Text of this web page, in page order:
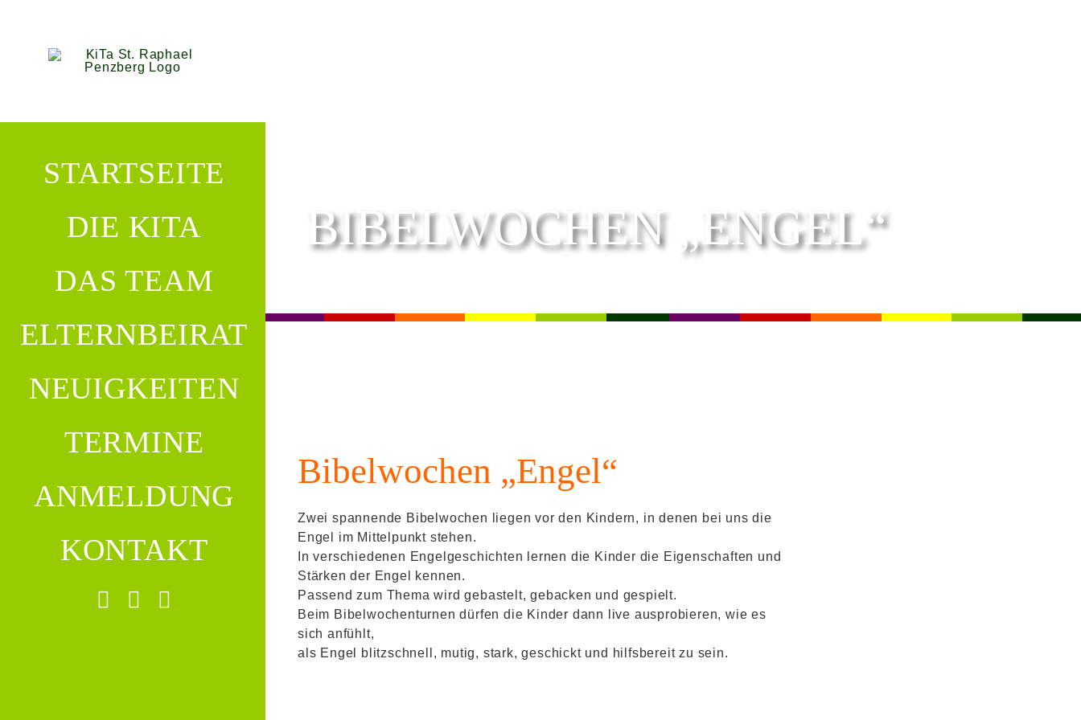
springen
STARTSEITE
DIE KITA
DAS TEAM
ELTERNBEIRAT
NEUIGKEITEN
TERMINE
ANMELDUNG
KONTAKT
BIBELWOCHEN „ENGEL“
Bibelwochen „Engel“
Zwei spannende Bibelwochen liegen vor den Kindern, in denen bei uns die
Engel im Mittelpunkt stehen.
In verschiedenen Engelgeschichten lernen die Kinder die Eigenschaften und
Stärken der Engel kennen.
Passend zum Thema wird gebastelt, gebacken und gespielt.
Beim Bibelwochenturnen dürfen die Kinder dann live ausprobieren, wie es
sich anfühlt,
als Engel blitzschnell, mutig, stark, geschickt und hilfsbereit zu sein.